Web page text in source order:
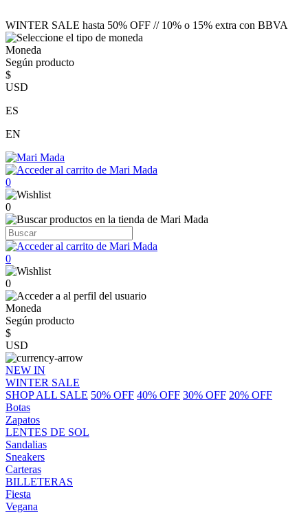
WINTER SALE hasta 50% OFF // 10% o 15% extra con BBVA
Moneda
Según producto
$
USD
ES
EN
0
0
0
0
Moneda
Según producto
$
USD
NEW IN
WINTER SALE
SHOP ALL SALE 50% OFF 40% OFF 30% OFF 20% OFF
Botas
Zapatos
LENTES DE SOL
Sandalias
Sneakers
Carteras
BILLETERAS
Fiesta
Vegana